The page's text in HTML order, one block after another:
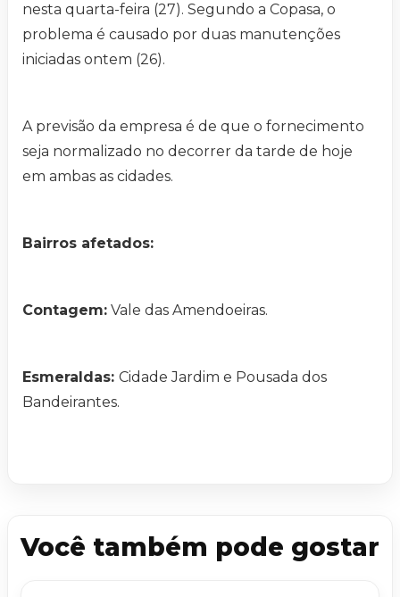
nesta quarta-feira (27). Segundo a Copasa, o
problema é causado por duas manutenções
iniciadas ontem (26).
A previsão da empresa é de que o fornecimento
seja normalizado no decorrer da tarde de hoje
em ambas as cidades.
Bairros afetados:
Contagem: Vale das Amendoeiras.
Esmeraldas: Cidade Jardim e Pousada dos
Bandeirantes.
Você também pode gostar